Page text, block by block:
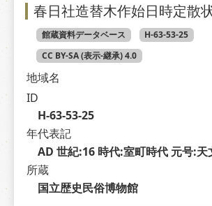
春日社造替木作始日時定散
館蔵資料データベース
H-63-53-25
CC BY-SA (表示-継承) 4.0
地域名
ID
H-63-53-25
年代表記
AD 世紀:16 時代:室町時代 元号:天
所蔵
国立歴史民俗博物館